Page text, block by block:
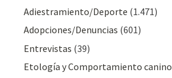
Adiestramiento/Deporte (1.471)
Adopciones/Denuncias (601)
Entrevistas (39)
Etología y Comportamiento canino